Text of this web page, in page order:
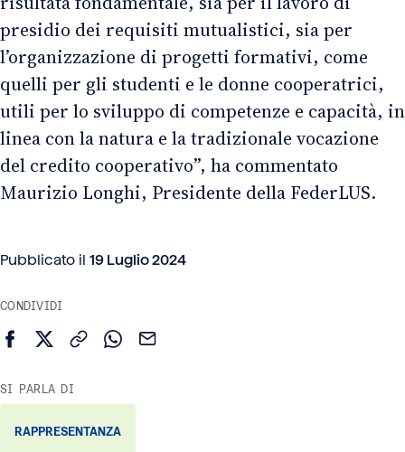
presidio dei requisiti mutualistici, sia per
l’organizzazione di progetti formativi, come
quelli per gli studenti e le donne cooperatrici,
utili per lo sviluppo di competenze e capacità, in
linea con la natura e la tradizionale vocazione
del credito cooperativo”, ha commentato
Maurizio Longhi, Presidente della FederLUS.
Pubblicato il 19 Luglio 2024
CONDIVIDI
Condividi su Facebook
Condividi su X (Twitter)
Copia link
Condividi su WhatsApp
Invia via email
SI PARLA DI
RAPPRESENTANZA